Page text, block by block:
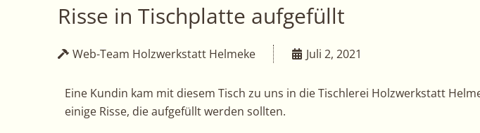
Risse in Tischplatte aufgefüllt
Web-Team Holzwerkstatt Helmeke Juli 2, 2021
Eine Kundin kam mit diesem Tisch zu uns in die Tischlerei Holzwerkstatt
einige Risse, die aufgefüllt werden sollten.